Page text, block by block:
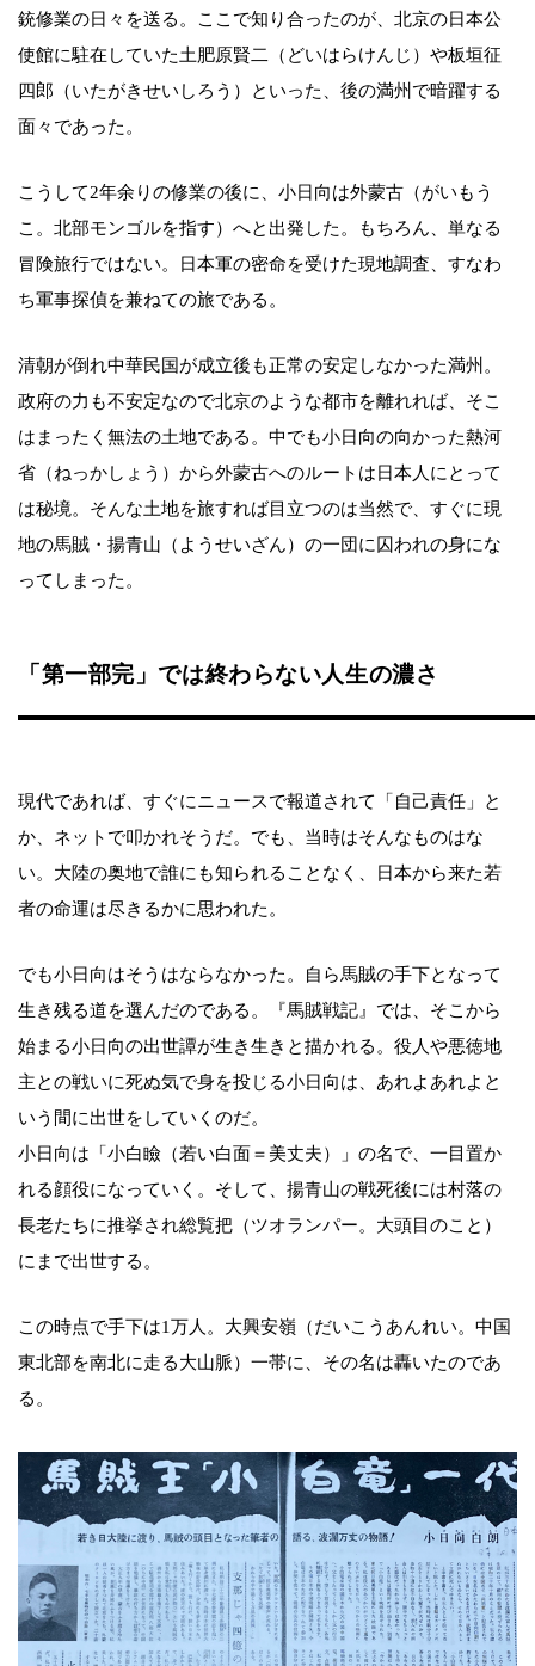
銃修業の日々を送る。ここで知り合ったのが、北京の日本公
使館に駐在していた土肥原賢二（どいはらけんじ）や板垣征
四郎（いたがきせいしろう）といった、後の満州で暗躍する
面々であった。
こうして2年余りの修業の後に、小日向は外蒙古（がいもう
こ。北部モンゴルを指す）へと出発した。もちろん、単なる
冒険旅行ではない。日本軍の密命を受けた現地調査、すなわ
ち軍事探偵を兼ねての旅である。
清朝が倒れ中華民国が成立後も正常の安定しなかった満州。
政府の力も不安定なので北京のような都市を離れれば、そこ
はまったく無法の土地である。中でも小日向の向かった熱河
省（ねっかしょう）から外蒙古へのルートは日本人にとって
は秘境。そんな土地を旅すれば目立つのは当然で、すぐに現
地の馬賊・揚青山（ようせいざん）の一団に囚われの身にな
ってしまった。
「第一部完」では終わらない人生の濃さ
現代であれば、すぐにニュースで報道されて「自己責任」と
か、ネットで叩かれそうだ。でも、当時はそんなものはな
い。大陸の奥地で誰にも知られることなく、日本から来た若
者の命運は尽きるかに思われた。
でも小日向はそうはならなかった。自ら馬賊の手下となって
生き残る道を選んだのである。『馬賊戦記』では、そこから
始まる小日向の出世譚が生き生きと描かれる。役人や悪徳地
主との戦いに死ぬ気で身を投じる小日向は、あれよあれよと
いう間に出世をしていくのだ。
小日向は「小白瞼（若い白面＝美丈夫）」の名で、一目置か
れる顔役になっていく。そして、揚青山の戦死後には村落の
長老たちに推挙され総覧把（ツオランパー。大頭目のこと）
にまで出世する。
この時点で手下は1万人。大興安嶺（だいこうあんれい。中国
東北部を南北に走る大山脈）一帯に、その名は轟いたのであ
る。